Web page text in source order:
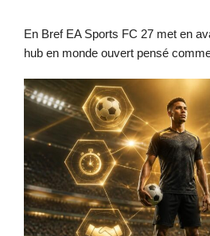
En Bref EA Sports FC 27 met en
hub en monde ouvert pensé